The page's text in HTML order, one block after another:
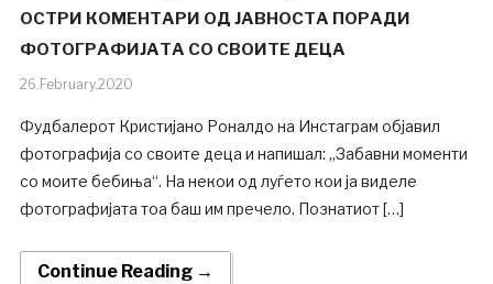
ОСТРИ КОМЕНТАРИ ОД ЈАВНОСТА ПОРАДИ
ФОТОГРАФИЈАТА СО СВОИТЕ ДЕЦА
26.February.2020
Фудбалерот Кристијано Роналдо на Инстаграм објавил
фотографија со своите деца и напишал: „Забавни моменти
со моите бебиња“. На некои од луѓето кои ја виделе
фотографијата тоа баш им пречело. Познатиот […]
Continue Reading →